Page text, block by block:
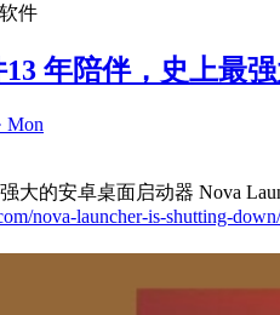
件
13 年陪伴，史上最
Mon
大的安卓桌面启动器 Nova
nova-launcher-is-shutting-down/